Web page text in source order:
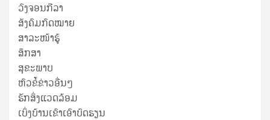
ວົງຈອນກີລາ
ສັງຄົມກົດໝາຍ
ສາລະໜ້າຮູ້
ສຶກສາ
ສຸ​ຂະ​ພາບ
ຫົວຂໍ້ຂ່າວອື່ນໆ
ຮັກສິ່ງແວດລ້ອມ
ເບິ່ງບ້ານເຂົາເອົາບົດຮຽນ